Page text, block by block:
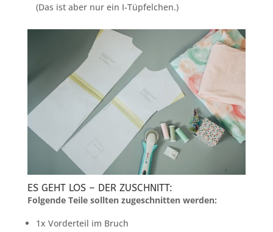
(Das ist aber nur ein I-Tüpfelchen.)
ES GEHT LOS – DER ZUSCHNITT:
Folgende Teile sollten zugeschnitten werden:
1x Vorderteil im Bruch